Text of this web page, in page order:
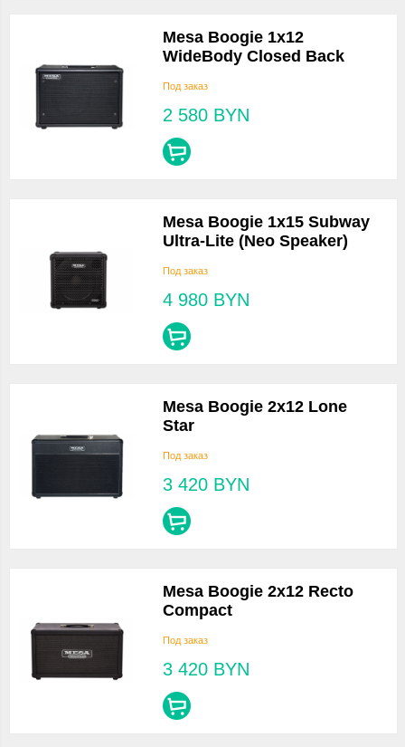
Mesa Boogie 1x12
WideBody Closed Back
Под заказ
2 580 BYN
Mesa Boogie 1x15 Subway
Ultra-Lite (Neo Speaker)
Под заказ
4 980 BYN
Mesa Boogie 2x12 Lone
Star
Под заказ
3 420 BYN
Mesa Boogie 2x12 Recto
Compact
Под заказ
3 420 BYN